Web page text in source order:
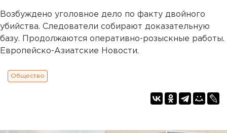
Возбуждено уголовное дело по факту двойного
убийства. Следователи собирают доказательную
базу. Продолжаются оперативно-розыскные работы.
Европейско-Азиатские Новости.
Общество